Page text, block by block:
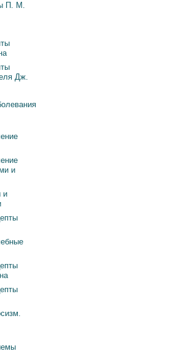
П. М.
Дж.
и
и